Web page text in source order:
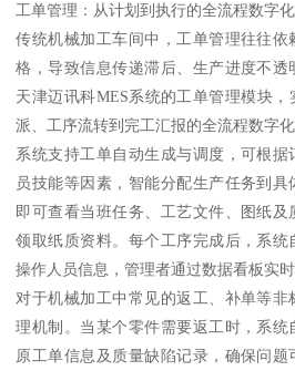
工单管理：从计划到执行的全流程数字化
传统机械加工车间中，工单管理往往
格，导致信息传递滞后、生产进度不透
天津迈讯科MES系统的工单管理模块
派、工序流转到完工汇报的全流程数字化
系统支持工单自动生成与调度，可根据
员技能等因素，智能分配生产任务到
即可查看当班任务、工艺文件、图纸
领取纸质资料。每个工序完成后，系统
操作人员信息，管理者通过数据看板实
对于机械加工中常见的返工、补单等
理机制。当某个零件需要返工时，系
原工单信息及质量缺陷记录，确保问